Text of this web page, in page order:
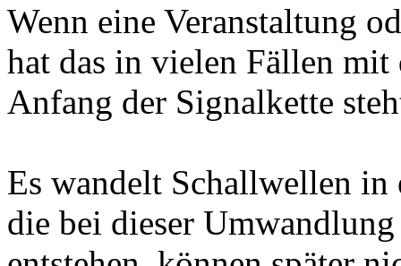
Wenn eine Veranstaltung
hat das in vielen Fällen
Anfang der Signalkette
Es wandelt Schallwellen
die bei dieser